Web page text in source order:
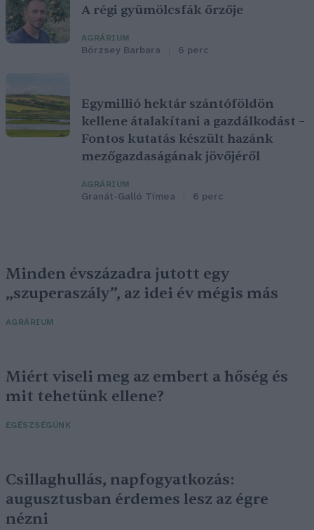
A régi gyümölcsfák őrzője
AGRÁRIUM
Börzsey Barbara 6 perc
Egymillió hektár szántóföldön
kellene átalakítani a gazdálkodást –
Fontos kutatás készült hazánk
mezőgazdaságának jövőjéről
AGRÁRIUM
Granát-Galló Tímea 6 perc
Minden évszázadra jutott egy
„szuperaszály”, az idei év mégis más
AGRÁRIUM
Miért viseli meg az embert a hőség és
mit tehetünk ellene?
EGÉSZSÉGÜNK
Csillaghullás, napfogyatkozás:
augusztusban érdemes lesz az égre
nézni